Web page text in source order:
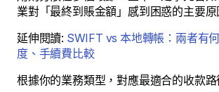
業對「最終到賬金額」感到困惑的主要原
延伸閱讀: SWIFT vs 本地轉帳：兩者有
度、手續費比較
根據你的業務類型，對應最適合的收款路